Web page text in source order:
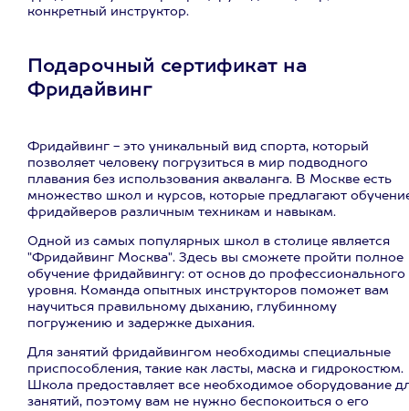
конкретный инструктор.
Подарочный сертификат на
Фридайвинг
Фридайвинг - это уникальный вид спорта, который
позволяет человеку погрузиться в мир подводного
плавания без использования акваланга. В Москве есть
множество школ и курсов, которые предлагают
фридайверов различным техникам и навыкам.
Одной из самых популярных школ в столице является
"Фридайвинг Москва". Здесь вы сможете пройти полное
обучение фридайвингу: от основ до профессионального
уровня. Команда опытных инструкторов поможет вам
научиться правильному дыханию, глубинному
погружению и задержке дыхания.
Для занятий фридайвингом необходимы специальные
приспособления, такие как ласты, маска и гидрокостюм.
Школа предоставляет все необходимое оборудование
занятий, поэтому вам не нужно беспокоиться о его